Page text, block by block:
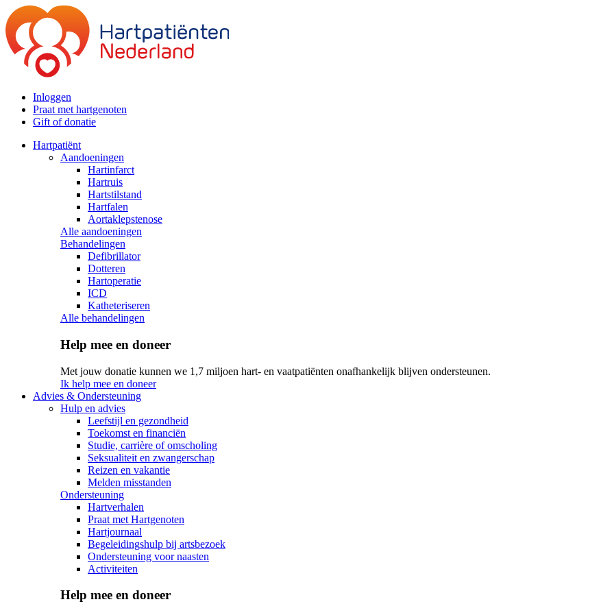
Inloggen
Praat met hartgenoten
Gift of donatie
Hartpatiënt
Aandoeningen
Hartinfarct
Hartruis
Hartstilstand
Hartfalen
Aortaklepstenose
Alle aandoeningen
Behandelingen
Defibrillator
Dotteren
Hartoperatie
ICD
Katheteriseren
Alle behandelingen
Help mee en doneer
Met jouw donatie kunnen we 1,7 miljoen hart- en vaatpatiënten onafhankelijk blijven ondersteunen.
Ik help mee en doneer
Advies & Ondersteuning
Hulp en advies
Leefstijl en gezondheid
Toekomst en financiën
Studie, carrière of omscholing
Seksualiteit en zwangerschap
Reizen en vakantie
Melden misstanden
Ondersteuning
Hartverhalen
Praat met Hartgenoten
Hartjournaal
Begeleidingshulp bij artsbezoek
Ondersteuning voor naasten
Activiteiten
Help mee en doneer